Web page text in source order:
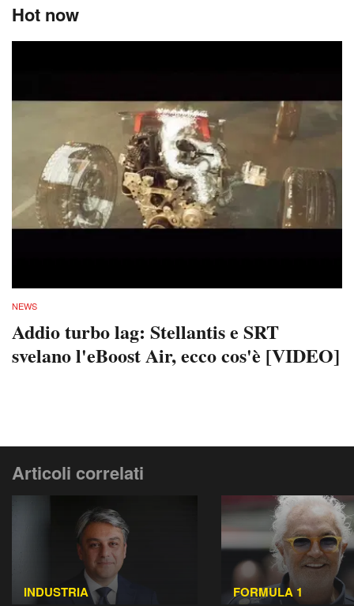
Hot now
NEWS
Addio turbo lag: Stellantis e SRT
svelano l'eBoost Air, ecco cos'è [VIDEO]
Articoli correlati
INDUSTRIA FORMULA 1